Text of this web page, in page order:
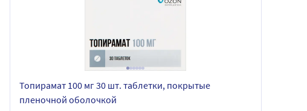
Топирамат 100 мг 30 шт. таблетки, покрытые
пленочной оболочкой